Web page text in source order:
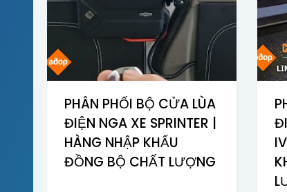
PHÂN PHỐI BỘ CỬA LÙA
ĐIỆN NGA XE SPRINTER |
HÀNG NHẬP KHẨU
ĐỒNG BỘ CHẤT LƯỢNG